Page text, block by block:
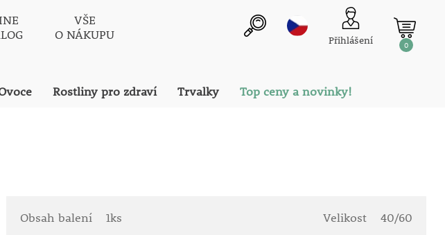
VŠE
O NÁKUPU
Přihlášení 0
Rostliny pro zdraví Trvalky Top ceny a novinky!
Obsah balení 1ks Velikost
40/60